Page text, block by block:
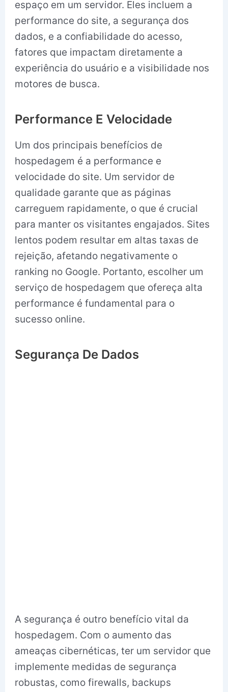
espaço em um servidor. Eles incluem a
performance do site, a segurança dos
dados, e a confiabilidade do acesso,
fatores que impactam diretamente a
experiência do usuário e a visibilidade nos
motores de busca.
Performance E Velocidade
Um dos principais benefícios de
hospedagem é a performance e
velocidade do site. Um servidor de
qualidade garante que as páginas
carreguem rapidamente, o que é crucial
para manter os visitantes engajados. Sites
lentos podem resultar em altas taxas de
rejeição, afetando negativamente o
ranking no Google. Portanto, escolher um
serviço de hospedagem que ofereça alta
performance é fundamental para o
sucesso online.
Segurança De Dados
A segurança é outro benefício vital da
hospedagem. Com o aumento das
ameaças cibernéticas, ter um servidor que
implemente medidas de segurança
robustas, como firewalls, backups